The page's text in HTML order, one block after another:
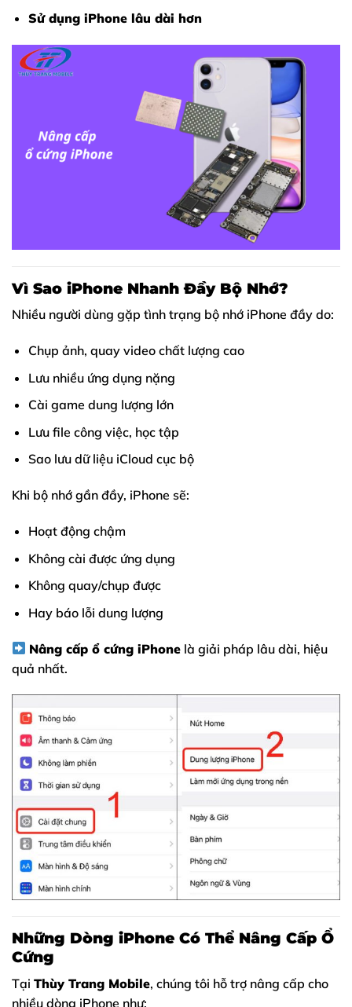
Sử dụng iPhone lâu dài hơn
Vì Sao iPhone Nhanh Đầy Bộ Nhớ?
Nhiều người dùng gặp tình trạng bộ nhớ iPhone đầy do:
Chụp ảnh, quay video chất lượng cao
Lưu nhiều ứng dụng nặng
Cài game dung lượng lớn
Lưu file công việc, học tập
Sao lưu dữ liệu iCloud cục bộ
Khi bộ nhớ gần đầy, iPhone sẽ:
Hoạt động chậm
Không cài được ứng dụng
Không quay/chụp được
Hay báo lỗi dung lượng
Nâng cấp ổ cứng iPhone là giải pháp lâu dài, hiệu
quả nhất.
Những Dòng iPhone Có Thể Nâng Cấp Ổ
Cứng
Tại Thùy Trang Mobile, chúng tôi hỗ trợ nâng cấp cho
nhiều dòng iPhone như: